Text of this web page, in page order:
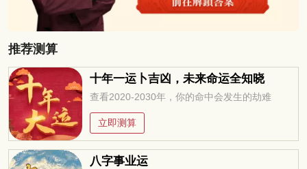
推荐测算
十年一运卜吉凶，未来命运全知晓
查看2020-2030年，你的命中会发生的劫难
立即测算
八字事业运